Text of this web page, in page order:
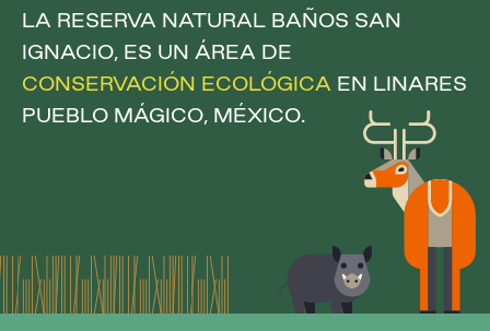
LA RESERVA NATURAL BAÑOS SAN
IGNACIO, ES UN ÁREA DE
CONSERVACIÓN ECOLÓGICA EN LINARES
PUEBLO MÁGICO, MÉXICO.